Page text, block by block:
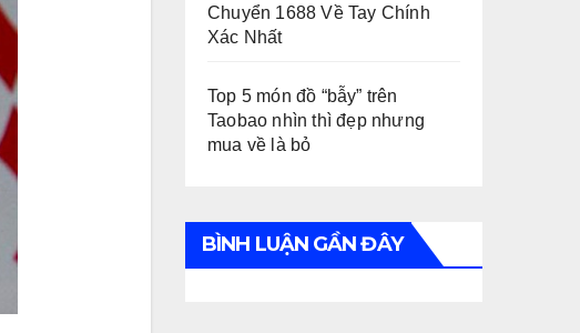
Chuyển 1688 Về Tay Chính
Xác Nhất
Top 5 món đồ “bẫy” trên
Taobao nhìn thì đẹp nhưng
mua về là bỏ
BÌNH LUẬN GẦN ĐÂY